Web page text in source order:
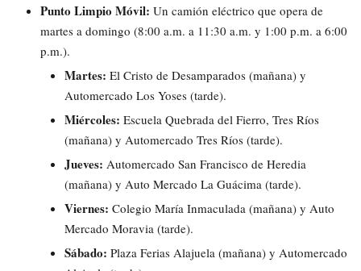
Punto Limpio Móvil: Un camión eléctrico que opera de
martes a domingo (8:00 a.m. a 11:30 a.m. y 1:00 p.m. a 6:00
p.m.).
Martes: El Cristo de Desamparados (mañana) y
Automercado Los Yoses (tarde).
Miércoles: Escuela Quebrada del Fierro, Tres Ríos
(mañana) y Automercado Tres Ríos (tarde).
Jueves: Automercado San Francisco de Heredia
(mañana) y Auto Mercado La Guácima (tarde).
Viernes: Colegio María Inmaculada (mañana) y Auto
Mercado Moravia (tarde).
Sábado: Plaza Ferias Alajuela (mañana) y Automercado